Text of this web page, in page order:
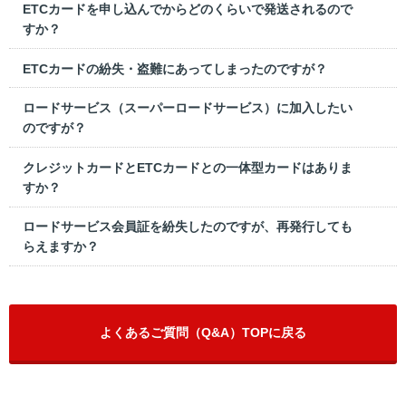
ETCカードを申し込んでからどのくらいで発送されるので
すか？
ETCカードの紛失・盗難にあってしまったのですが？
ロードサービス（スーパーロードサービス）に加入したい
のですが？
クレジットカードとETCカードとの一体型カードはありま
すか？
ロードサービス会員証を紛失したのですが、再発行しても
らえますか？
よくあるご質問（Q&A）TOPに戻る